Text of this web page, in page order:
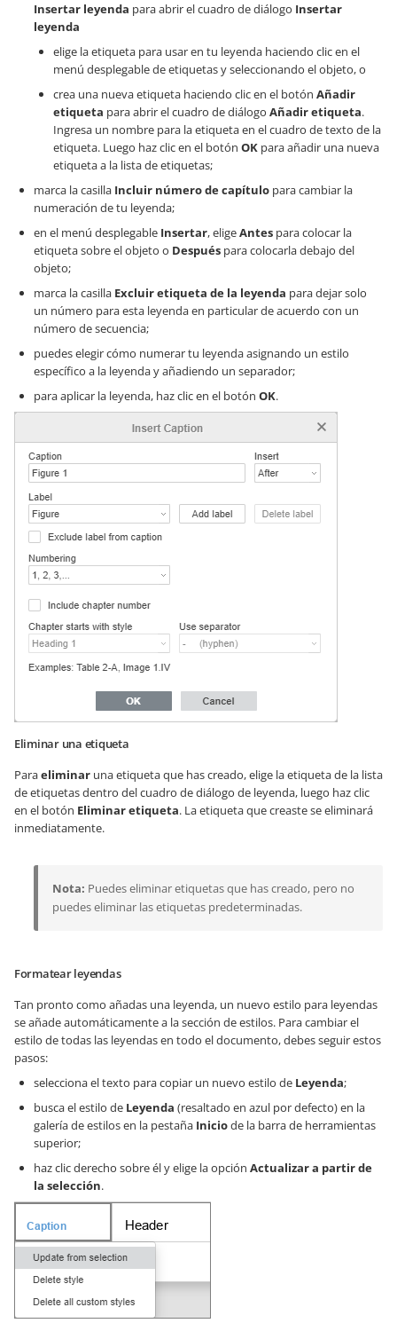
Insertar leyenda para abrir el cuadro de diálogo Insertar
leyenda
elige la etiqueta para usar en tu leyenda haciendo clic en el
menú desplegable de etiquetas y seleccionando el objeto, o
crea una nueva etiqueta haciendo clic en el botón Añadir
etiqueta para abrir el cuadro de diálogo Añadir etiqueta.
Ingresa un nombre para la etiqueta en el cuadro de texto de la
etiqueta. Luego haz clic en el botón OK para añadir una nueva
etiqueta a la lista de etiquetas;
marca la casilla Incluir número de capítulo para cambiar la
numeración de tu leyenda;
en el menú desplegable Insertar, eligeAntes para colocar la
etiqueta sobre el objeto o Después para colocarla debajo del
objeto;
marca la casilla Excluir etiqueta de la leyenda para dejar solo
un número para esta leyenda en particular de acuerdo con un
número de secuencia;
puedes elegir cómo numerar tu leyenda asignando un estilo
específico a la leyenda y añadiendo un separador;
para aplicar la leyenda, haz clic en el botón OK.
Eliminar una etiqueta
Paraeliminar una etiqueta que has creado, elige la etiqueta de la lista
de etiquetas dentro del cuadro de diálogo de leyenda, luego haz clic
en el botón Eliminar etiqueta. La etiqueta que creaste se eliminará
inmediatamente.
Nota: Puedes eliminar etiquetas que has creado, pero no
puedes eliminar las etiquetas predeterminadas.
Formatear leyendas
Tan pronto como añadas una leyenda, un nuevo estilo para leyendas
se añade automáticamente a la sección de estilos. Para cambiar el
estilo de todas las leyendas en todo el documento, debes seguir estos
pasos:
selecciona el texto para copiar un nuevo estilo de Leyenda;
busca el estilo de Leyenda (resaltado en azul por defecto) en la
galería de estilos en la pestaña Iniciode la barra de herramientas
superior;
haz clic derecho sobre él y elige la opción Actualizar a partir de
la selección.